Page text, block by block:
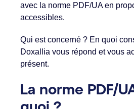
avec la norme PDF/UA en
accessibles.
Qui est concerné ? En quoi
Doxallia vous répond et vous
présent.
La norme PDF/